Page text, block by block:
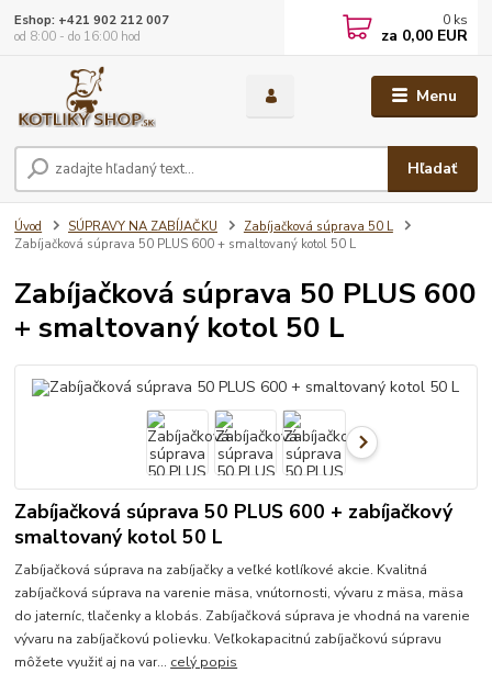
Menu
Hľadať
Eshop: +421 902 212 007
od 8:00 - do 16:00 hod
0 ks
za 0,00 EUR
Úvod SÚPRAVY NA ZABÍJAČKU
Zabíjačková súprava 50 L
Zabíjačková súprava 50 PLUS 600 + smaltovaný kotol 50 L
Zabíjačková súprava 50 PLUS 600
+ smaltovaný kotol 50 L
Zabíjačková súprava 50 PLUS 600 + zabíjačkový
smaltovaný kotol 50 L
Zabíjačková súprava na zabíjačky a veľké kotlíkové akcie. Kvalitná
zabíjačková súprava na varenie mäsa, vnútornosti, vývaru z mäsa, mäsa
do jaterníc, tlačenky a klobás. Zabíjačková súprava je vhodná na varenie
vývaru na zabíjačkovú polievku. Veľkokapacitnú zabíjačkovú súpravu
môžete využiť aj na var... celý popis